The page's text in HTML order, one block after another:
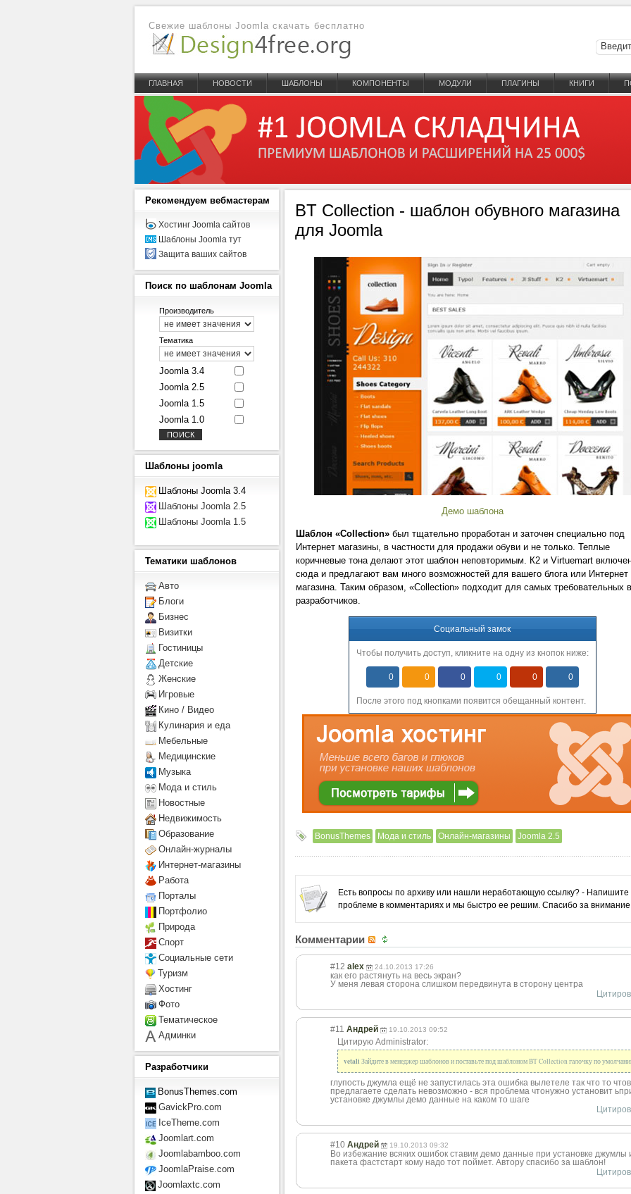
Свежие шаблоны Joomla скачать бесплатно
ГЛАВНАЯ НОВОСТИ ШАБЛОНЫ КОМПОНЕНТЫ МОДУЛИ ПЛАГИНЫ КНИГИ
BT Collection - шаблон обувного магазина
для Joomla
Демо шаблона
Шаблон «Collection»был тщательно проработан и заточен специально под
Интернет магазины, в частности для продажи обуви и не только. Теплые
коричневые тона делают этот шаблон неповторимым. К2 и Virtuemart
сюда и предлагают вам много возможностей для вашего блога или Интернет
магазина. Таким образом, «Collection» подходит для самых требовательных
разработчиков.
Социальный замок
Чтобы получить доступ, кликните на одну из кнопок ниже:
0 0 0 0 0 0
После этого под кнопками появится обещанный контент.
BonusThemes Мода и стиль Онлайн-магазины Joomla 2.5
Есть вопросы по архиву или нашли неработающую ссылку? - Напишите
проблеме в комментариях и мы быстро ее решим. Спасибо за
Комментарии
#12 alex 24.10.2013 17:26
как его растянуть на весь экран?
У меня левая сторона слишком передвинута в сторону центра
#11 Андрей 19.10.2013 09:52
Цитирую Administrator:
vetali Зайдите в менеджер шаблонов и поставьте под шаблоном BT Collection галочку по
глупость джумла ещё не запустилась эта ошибка вылетеле так что то
предлагаете сделать невозможно - вся проблема чтонужно установит
установке джумлы демо данные на каком то шаге
#10 Андрей 19.10.2013 09:32
Во избежание всяких ошибок ставим демо данные при установке джумлы
пакета фастстарт кому надо тот поймет. Автору спасибо за шаблон!
Рекомендуем вебмастерам
Хостинг Joomla сайтов
Шаблоны Joomla тут
Защита ваших сайтов
Поиск по шаблонам Joomla
Производитель
Тематика
Joomla 3.4
Joomla 2.5
Joomla 1.5
Joomla 1.0
Шаблоны joomla
Шаблоны Joomla 3.4
Шаблоны Joomla 2.5
Шаблоны Joomla 1.5
Тематики шаблонов
Авто
Блоги
Бизнес
Визитки
Гостиницы
Детcкие
Женские
Игровые
Кино / Видео
Кулинария и еда
Мебельные
Медицинские
Музыка
Мода и стиль
Новостные
Недвижимость
Образование
Онлайн-журналы
Интернет-магазины
Работа
Порталы
Портфолио
Природа
Спорт
Социальные сети
Туризм
Хостинг
Фото
Тематическое
Админки
Разработчики
BonusThemes.com
GavickPro.com
IceTheme.com
Joomlart.com
Joomlabamboo.com
JoomlaPraise.com
Joomlaxtc.com